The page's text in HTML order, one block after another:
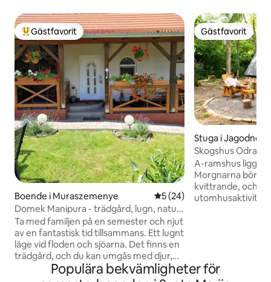
Populär gästfavorit
Gästfavorit
Boende i Muraszemenye 5 av 5 i genomsnittligt
5 (24)
Domek Manipura - trädgård, lugn, natur.
Termy Lenti.
Ta med familjen på en semester och njut
av en fantastisk tid tillsammans. Ett lugnt
läge vid floden och sjöarna. Det finns en
trädgård, och du kan umgås med djur,
bland annat hästar, katter, hundar och
fåglar vid fiskesjöarna. Avkopplande
Gästfavorit
Gästfavorit
Stuga i Jagodno
Skogshus Odra
A-ramshus ligger
Morgnarna börjar
kvittrande, och
taket,
soffa, ett perfekt
Populära bekvämligheter för